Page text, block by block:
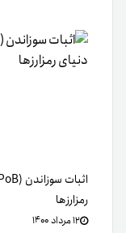
رمزارزها
۱۲ مرداد ۱۴۰۰